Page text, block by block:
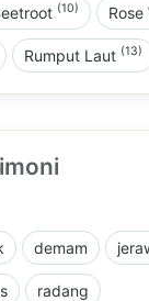
(10) Rose
Rumput Laut (13)
demam
radang